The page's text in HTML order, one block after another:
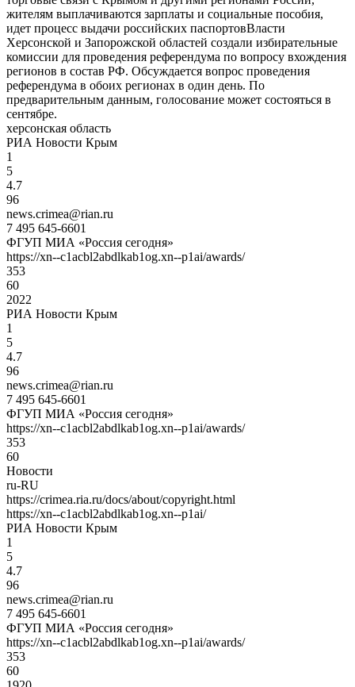
жителям выплачиваются зарплаты и социальные пособия,
идет процесс выдачи российских паспортовВласти
Херсонской и Запорожской областей создали избирательные
комиссии для проведения референдума по вопросу вхождения
регионов в состав РФ. Обсуждается вопрос проведения
референдума в обоих регионах в один день. По
предварительным данным, голосование может состояться в
сентябре.
херсонская область
РИА Новости Крым
1
5
4.7
96
news.crimea@rian.ru
7 495 645-6601
ФГУП МИА «Россия сегодня»
https://xn--c1acbl2abdlkab1og.xn--p1ai/awards/
353
60
2022
РИА Новости Крым
1
5
4.7
96
news.crimea@rian.ru
7 495 645-6601
ФГУП МИА «Россия сегодня»
https://xn--c1acbl2abdlkab1og.xn--p1ai/awards/
353
60
Новости
ru-RU
https://crimea.ria.ru/docs/about/copyright.html
https://xn--c1acbl2abdlkab1og.xn--p1ai/
РИА Новости Крым
1
5
4.7
96
news.crimea@rian.ru
7 495 645-6601
ФГУП МИА «Россия сегодня»
https://xn--c1acbl2abdlkab1og.xn--p1ai/awards/
353
60